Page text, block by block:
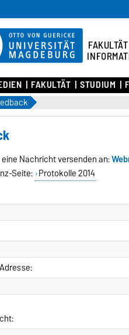
FAKULTÄT STUDIUM
Nachricht versenden an:
Seite: Protokolle 2014